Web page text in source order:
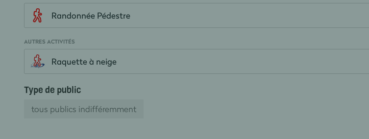
Randonnée Pédestre
AUTRES ACTIVITÉS
Raquette à neige
Type de public
tous publics indifféremment